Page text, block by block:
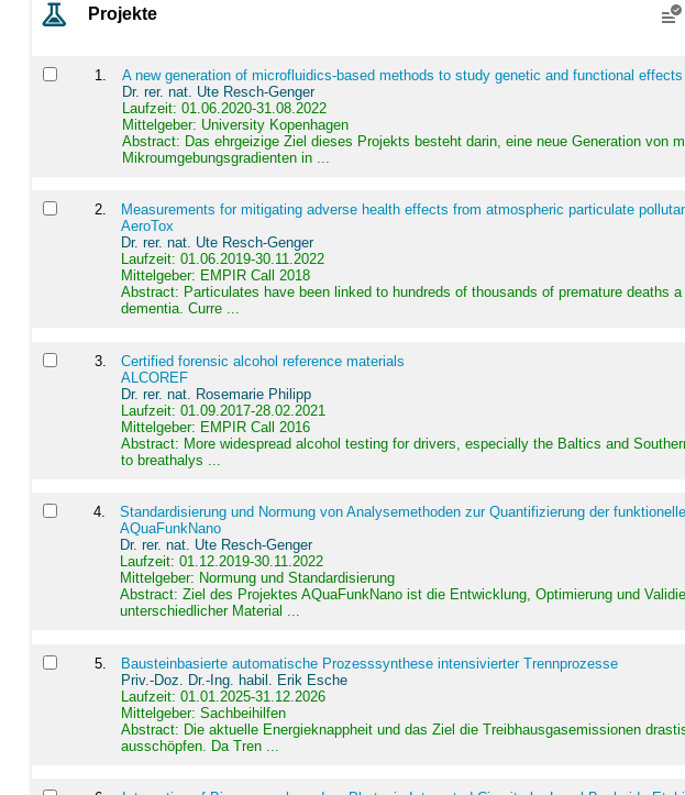
Projekte
1
A new generation of microfluidics-based methods to study genetic and functional
Dr. rer. nat. Ute Resch-Genger
Laufzeit: 01.06.2020-31.08.2022
Mittelgeber: University Kopenhagen
Abstract: Das ehrgeizige Ziel dieses Projekts besteht darin, eine neue Generation
Mikroumgebungsgradienten in ...
2.
Measurements for mitigating adverse health effects from atmospheric particulate
AeroTox
Dr. rer. nat. Ute Resch-Genger
Laufzeit: 01.06.2019-30.11.2022
Mittelgeber: EMPIR Call 2018
Abstract: Particulates have been linked to hundreds of thousands of premature
dementia. Curre ...
3.
Certified forensic alcohol reference materials
ALCOREF
Dr. rer. nat. Rosemarie Philipp
Laufzeit: 01.09.2017-28.02.2021
Mittelgeber: EMPIR Call 2016
Abstract: More widespread alcohol testing for drivers, especially the Baltics and
to breathalys ...
4.
Standardisierung und Normung von Analysemethoden zur Quantifizierung der
AQuaFunkNano
Dr. rer. nat. Ute Resch-Genger
Laufzeit: 01.12.2019-30.11.2022
Mittelgeber: Normung und Standardisierung
Abstract:Ziel des Projektes AQuaFunkNano ist die Entwicklung, Optimierung und
unterschiedlicher Material ...
5.
Bausteinbasierte automatische Prozesssynthese intensivierter Trennprozesse
Priv.-Doz. Dr.-Ing. habil. Erik Esche
Laufzeit: 01.01.2025-31.12.2026
Mittelgeber: Sachbeihilfen
Abstract: Die aktuelle Energieknappheit und das Ziel die Treibhausgasemissionen
ausschöpfen. Da Tren ...